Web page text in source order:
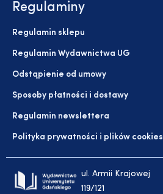
Regulaminy
Regulamin sklepu
Regulamin Wydawnictwa UG
Odstąpienie od umowy
Sposoby płatności i dostawy
Regulamin newslettera
Polityka prywatności i plików cookies
ul. Armii Krajowej
119/121